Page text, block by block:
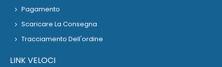
Pagamento
Scaricare La Consegna
Tracciamento Dell'ordine
LINK VELOCI